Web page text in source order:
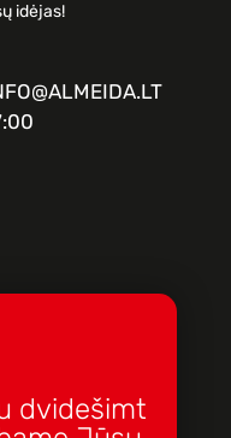
idėjas!
dvidešimt